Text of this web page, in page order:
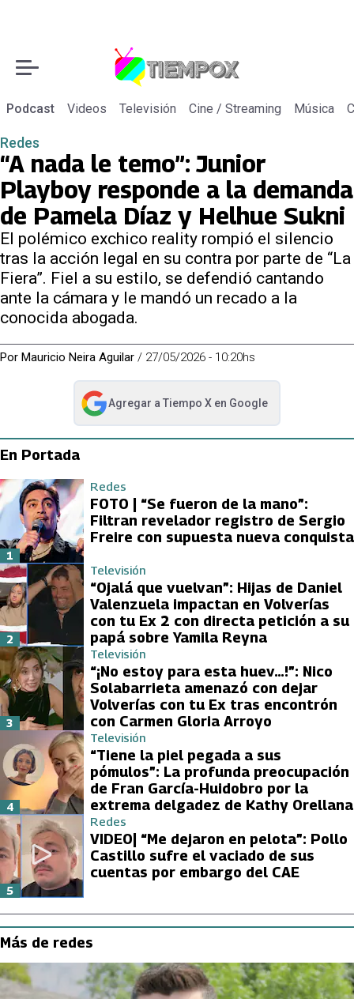
Podcast Videos Televisión Cine / Streaming Música
Redes
“A nada le temo”: Junior
Playboy responde a la demanda
de Pamela Díaz y Helhue Sukni
El polémico exchico reality rompió el silencio
tras la acción legal en su contra por parte de “La
Fiera”. Fiel a su estilo, se defendió cantando
ante la cámara y le mandó un recado a la
conocida abogada.
Por Mauricio Neira Aguilar / 27/05/2026 - 10:20hs
Agregar a Tiempo Xen Google
abre en nueva pestaña
En Portada
Redes
FOTO | “Se fueron de la mano”:
Filtran revelador registro de Sergio
Freire con supuesta nueva conquista
1
Televisión
“Ojalá que vuelvan”: Hijas de Daniel
Valenzuela impactan en Volverías
con tu Ex 2 con directa petición a su
papá sobre Yamila Reyna
2
Televisión
“¡No estoy para esta huev…!”: Nico
Solabarrieta amenazó con dejar
Volverías con tu Ex tras encontrón
con Carmen Gloria Arroyo
3
Televisión
“Tiene la piel pegada a sus
pómulos”: La profunda preocupación
de Fran García-Huidobro por la
extrema delgadez de Kathy Orellana
4
Redes
VIDEO| “Me dejaron en pelota”: Pollo
Castillo sufre el vaciado de sus
cuentas por embargo del CAE
5
Más de redes